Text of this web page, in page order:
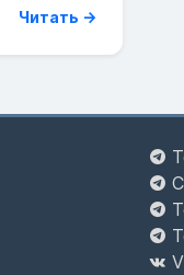
Читать →